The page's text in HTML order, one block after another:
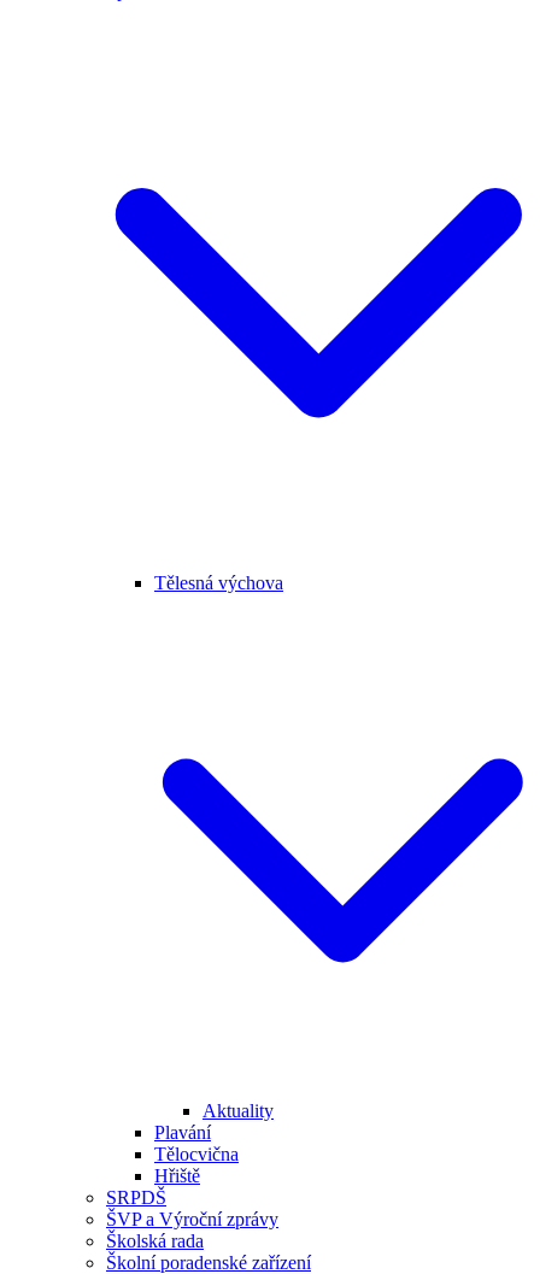
Tělesná výchova
Aktuality
Plavání
Tělocvična
Hřiště
SRPDŠ
ŠVP a Výroční zprávy
Školská rada
Školní poradenské zařízení